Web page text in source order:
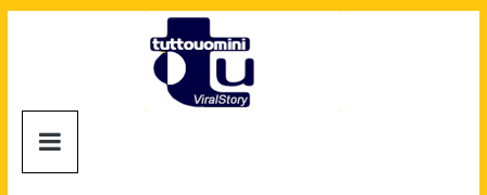
Tuttouomini